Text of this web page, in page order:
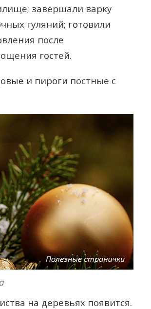
завершали варку
гуляний; готовили
после
гостей.
и пироги постные с
на деревьях появится.